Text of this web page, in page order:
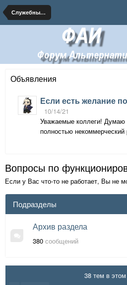
Служебный раздел:
Объявления
Если есть желание
10/14/21
Уважаемые коллеги!
полностью некоммерческий
Вопросы по
Если у Вас что-то не работает, Вы не
Подразделы
Архив раздела
380 сообщений
38 тем в